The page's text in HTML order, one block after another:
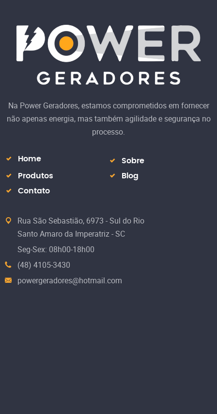
Na Power Geradores, estamos comprometidos em fornecer
não apenas energia, mas também agilidade e segurança no
processo.
Home
Sobre
Produtos
Blog
Contato
Rua São Sebastião, 6973 - Sul do Rio
Santo Amaro da Imperatriz - SC
Seg-Sex: 08h00-18h00
(48) 4105-3430
powergeradores@hotmail.com